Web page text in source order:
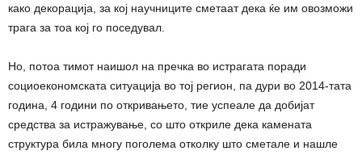
како декорација, за кој научниците сметаат дека ќе им овозможи
трага за тоа кој го поседувал.
Но, потоа тимот наишол на пречка во истрагата поради
социоекономската ситуација во тој регион, па дури во 2014-тата
година, 4 години по откривањето, тие успеале да добијат
средства за истражување, со што откриле дека камената
структура била многу поголема отколку што сметале и нашле